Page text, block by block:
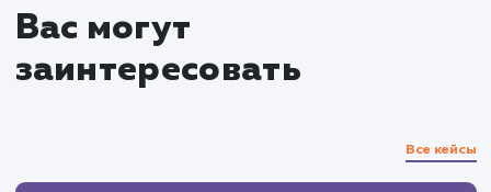
и ежедневном труде, мы достигли впечатляющих
результатов. Более 5000 уникализированных
объявлений было размещено на платформе,
более 5000 успешных сделок за четыре сезона
сотрудничества. Кроме того, удалось сэкономить